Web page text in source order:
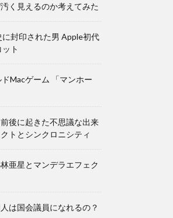
く見えるのか考えてみた
封印された男 Apple初代
ト
Macゲーム 「マンホー
後に起きた不思議な出来
トとシンクロニシティ
亜星とマンデラエフェク
は国会議員になれるの？